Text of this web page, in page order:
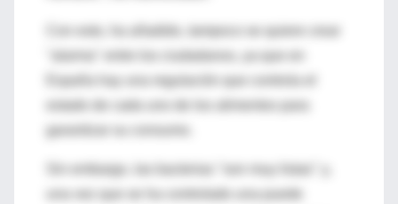
Con esto, ha añadido, tampoco se quiere crear
España hay una regulación que controla el
garantizar su consumo.
Sin embargo, las bacterias "son muy listas" y,